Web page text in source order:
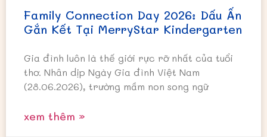
Family Connection Day 2026: Dấu Ấn
Gắn Kết Tại MerryStar Kindergarten
Gia đình luôn là thế giới rực rỡ nhất của tuổi
thơ. Nhân dịp Ngày Gia đình Việt Nam
(28.06.2026), trường mầm non song ngữ
xem thêm »